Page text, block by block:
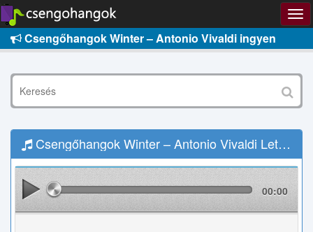
Csengőhangok Winter – Antonio Vivaldi ingyen
Csengőhangok Winter – Antonio Vivaldi Letöltés
00:00